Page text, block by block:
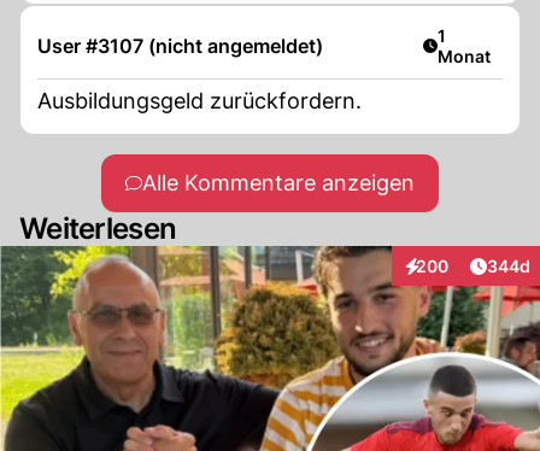
User #3107 (nicht angemeldet) Artikel
1
Monat
Ausbildungsgeld zurückfordern.
Alle Kommentare anzeigen
Weiterlesen
200
Interaktionen344d